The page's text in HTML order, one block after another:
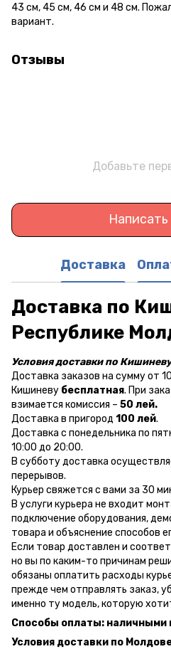
43 см, 45 см, 46 см и 48 см.
вариант.
Отзывы
Добавьте
Доставка
Доставка по
Республике
Условия доставки по
Доставка заказов на сумму от
Кишиневу бесплатная. При
взимается комиссия – 50 лей.
Доставка в пригород 100 лей.
Доставка с понедельника по
10:00 до 20:00.
В субботу доставка
перерывов.
Курьер свяжется с вами за 30
В услуги курьера не входит
подключение оборудования,
товара и объяснение способов
Если товар доставлен и
но вы по каким-то причинам
обязаны оплатить расходы
прежде чем отправлять заказ,
именно ту модель, которую
Способы оплаты: наличными
Условия доставки по